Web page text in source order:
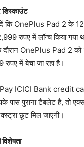
कि OnePlus Pad 2 के
रुपए में लॉन्च किया गया
OnePlus Pad 2 को
में बेचा जा रहा है।
ICICI Bank credit
पास पुराना टैबलेट है, तो
छूट मिल जाएगी।